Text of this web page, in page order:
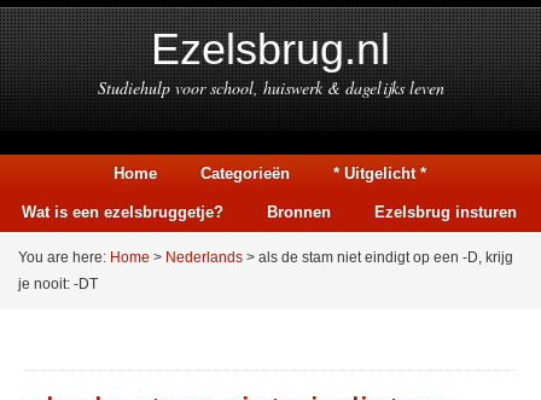
Ezelsbrug.nl
Studiehulp voor school, huiswerk & dagelijks leven
Home Categorieën * Uitgelicht *
Wat is een ezelsbruggetje? Bronnen Ezelsbrug insturen
You are here: Home > Nederlands > als de stam niet eindigt op een -D, krijg
je nooit: -DT